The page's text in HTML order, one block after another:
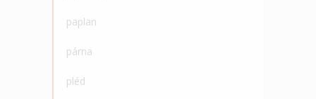
paplan
párna
pléd